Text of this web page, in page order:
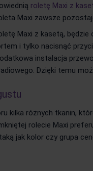
roletę Maxi z
Maxi zawsze
Maxi z kasetą,
i tylko nacisnąć
instalacja
Dzięki temu
kilka różnych tkanin,
rolecie Maxi
jak kolor czy grupa